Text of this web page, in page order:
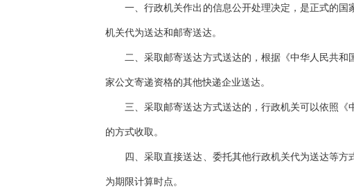
一、行政机关作出的信息公开处理决定，是正式的国
机关代为送达和邮寄送达。
二、采取邮寄送达方式送达的，根据《中华人民共和
家公文寄递资格的其他快递企业送达。
三、采取邮寄送达方式送达的，行政机关可以依照《
的方式收取。
四、采取直接送达、委托其他行政机关代为送达等方
为期限计算时点。